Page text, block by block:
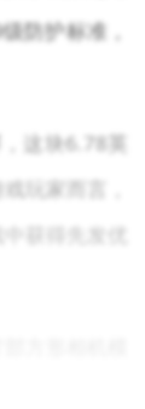
防护标准，
这块6.78英
玩家而言，
获得先发优
击杀数呈现